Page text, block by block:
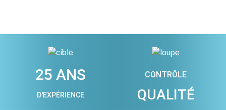
25 ANS
D'EXPÉRIENCE
CONTRÔLE
QUALITÉ